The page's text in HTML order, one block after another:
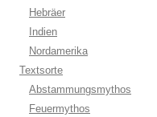
Hebräer
Indien
Nordamerika
Textsorte
Abstammungsmythos
Feuermythos